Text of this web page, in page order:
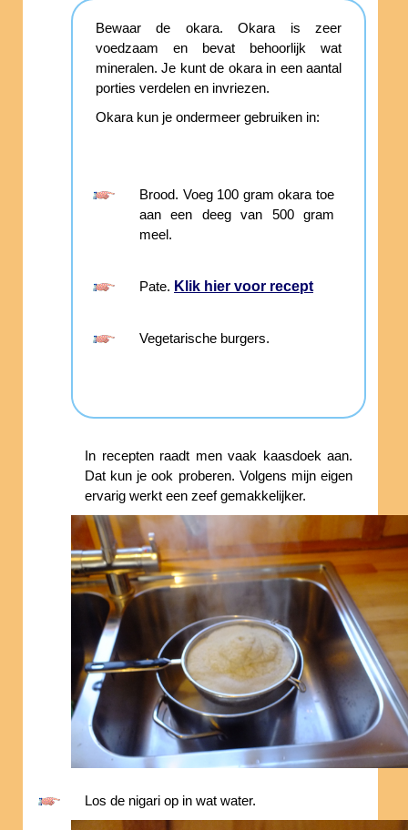
Bewaar de okara. Okara is zeer
voedzaam en bevat behoorlijk wat
mineralen. Je kunt de okara in een aantal
porties verdelen en invriezen.
Okara kun je ondermeer gebruiken in:
Brood. Voeg 100 gram okara toe
aan een deeg van 500 gram
meel.
Pate. Klik hier voor recept
Vegetarische burgers.
In recepten raadt men vaak kaasdoek aan.
Dat kun je ook proberen. Volgens mijn eigen
ervarig werkt een zeef gemakkelijker.
Los de nigari op in wat water.